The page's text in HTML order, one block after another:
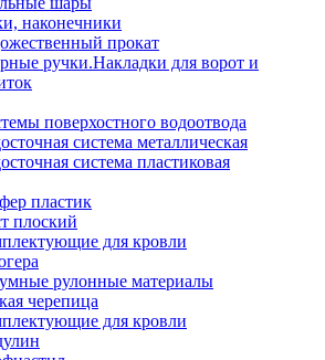
наконечники
прокат
ручки.Накладки для ворот и
поверхостного водоотвода
система металлическая
система пластиковая
пластик
плоский
для кровли
рулонные материалы
черепица
для кровли